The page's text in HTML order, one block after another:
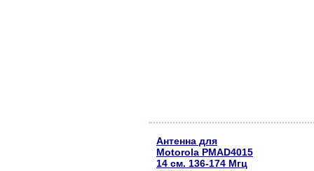
Антенна для
Motorola PMAD4015
14 см. 136-174 Мгц